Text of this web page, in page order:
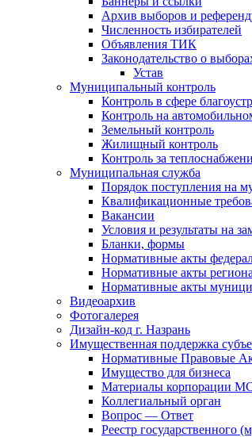
Архив выборов и
Численность избирателей
Объявления ТИК
Законодательство о
Устав
Муниципальный контроль
Контроль в сфере
Контроль на
Земельный контроль
Жилищный контроль
Контроль за
Муниципальная служба
Порядок поступления на
Квалификационные
Вакансии
Условия и результаты на
Бланки, формы
Нормативные акты
Нормативные акты
Нормативные акты
Видеоархив
Фотогалерея
Дизайн-код г. Назрань
Имущественная поддержка
Нормативные Правовые
Имущество для бизнеса
Материалы корпорации
Коллегиальный орган
Вопрос — Ответ
Реестр государственного